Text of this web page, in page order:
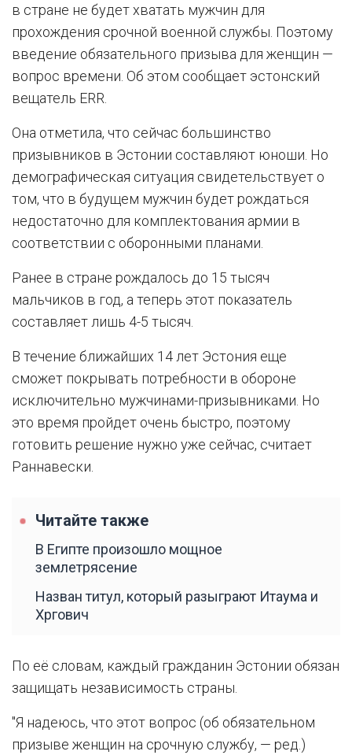
в стране не будет хватать мужчин для
прохождения срочной военной службы. Поэтому
введение обязательного призыва для женщин —
вопрос времени. Об этом сообщает эстонский
вещатель ERR.
Она отметила, что сейчас большинство
призывников в Эстонии составляют юноши. Но
демографическая ситуация свидетельствует о
том, что в будущем мужчин будет рождаться
недостаточно для комплектования армии в
соответствии с оборонными планами.
Ранее в стране рождалось до 15 тысяч
мальчиков в год, а теперь этот показатель
составляет лишь 4-5 тысяч.
В течение ближайших 14 лет Эстония еще
сможет покрывать потребности в обороне
исключительно мужчинами-призывниками. Но
это время пройдет очень быстро, поэтому
готовить решение нужно уже сейчас, считает
Раннавески.
Читайте также
В Египте произошло мощное
землетрясение
Назван титул, который разыграют Итаума и
Хргович
По её словам, каждый гражданин Эстонии обязан
защищать независимость страны.
"Я надеюсь, что этот вопрос (об обязательном
призыве женщин на срочную службу, — ред.)